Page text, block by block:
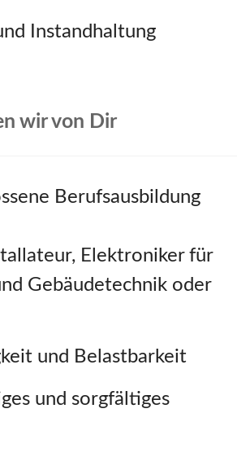
Instandhaltung
wir von Dir
Berufsausbildung
Elektroniker für
Gebäudetechnik oder
und Belastbarkeit
und sorgfältiges